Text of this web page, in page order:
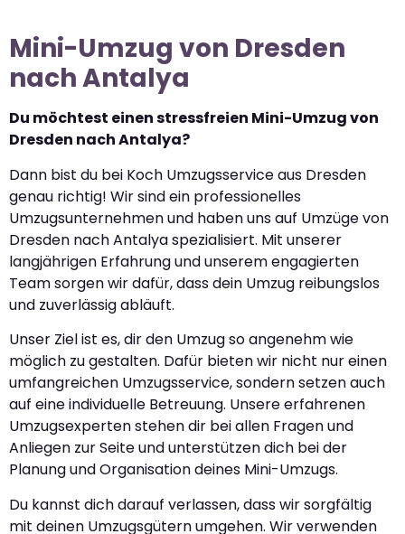
Mini-Umzug von Dresden
nach Antalya
Du möchtest einen stressfreien Mini-Umzug von
Dresden nach Antalya?
Dann bist du bei Koch Umzugsservice aus Dresden
genau richtig! Wir sind ein professionelles
Umzugsunternehmen und haben uns auf Umzüge von
Dresden nach Antalya spezialisiert. Mit unserer
langjährigen Erfahrung und unserem engagierten
Team sorgen wir dafür, dass dein Umzug reibungslos
und zuverlässig abläuft.
Unser Ziel ist es, dir den Umzug so angenehm wie
möglich zu gestalten. Dafür bieten wir nicht nur einen
umfangreichen Umzugsservice, sondern setzen auch
auf eine individuelle Betreuung. Unsere erfahrenen
Umzugsexperten stehen dir bei allen Fragen und
Anliegen zur Seite und unterstützen dich bei der
Planung und Organisation deines Mini-Umzugs.
Du kannst dich darauf verlassen, dass wir sorgfältig
mit deinen Umzugsgütern umgehen. Wir verwenden